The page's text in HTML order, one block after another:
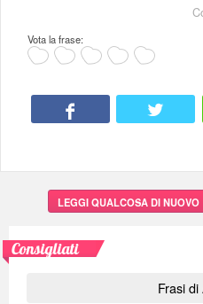
Vota la frase:
LEGGI QUALCOSA DI NUOVO
Consigliati
Frasi